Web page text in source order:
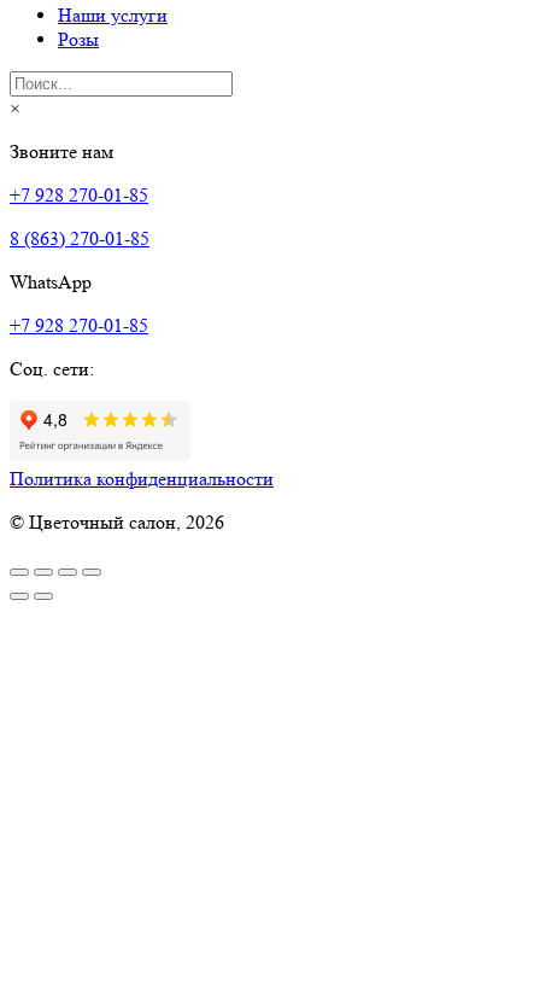
Наши услуги
Розы
×
Звоните нам
+7 928 270-01-85
8 (863) 270-01-85
WhatsApp
+7 928 270-01-85
Соц. сети:
Политика конфиденциальности
© Цветочный салон, 2026